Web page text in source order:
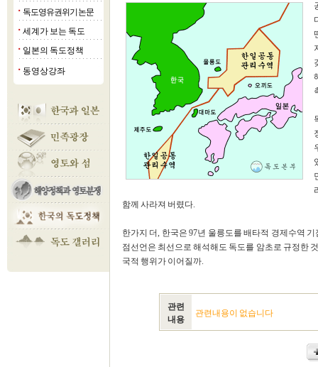
■ 독도영유권위기 논문
■ 세계가 보는 독도
■ 일본의 독도정책
■ 동영상강좌
함께 사라져 버렸다.
한가지 더, 한국은 97년 울릉도를 배타적 경제수역
점선언은 최선으로 해석해도 독도를 암초로 규정한
국적 행위가 이어질까.
관련
내용
관련내용이 없습니다